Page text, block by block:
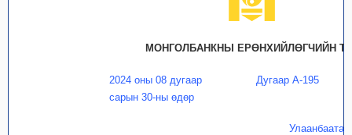
МОНГОЛБАНКНЫ ЕРӨНХИЙЛӨГЧИЙН
2024 оны 08 дугаар
сарын 30-ны өдөр
Дугаар А-195
Улаанбаатар